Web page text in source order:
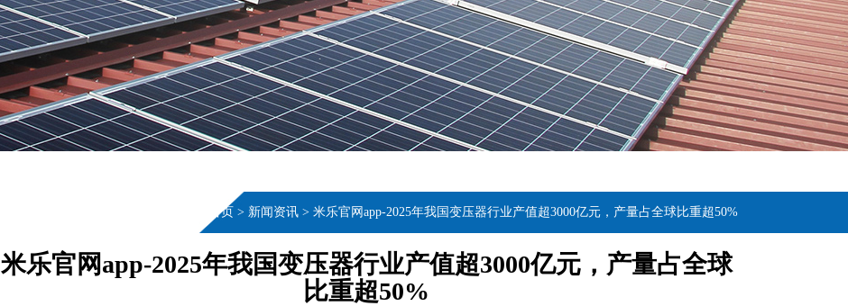
首页 > 新闻资讯 > 米乐官网app-2025年我国变压器行业产值超3000亿元，产量占全球比重超50%
米乐官网app-2025年我国变压器行业产值超3000亿元，产量占全球
比重超50%